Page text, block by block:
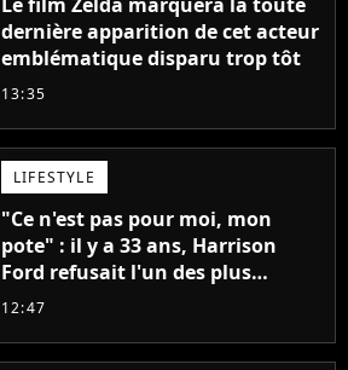
dernière apparition de cet acteur
emblématique disparu trop tôt
13:35
LIFESTYLE
"Ce n'est pas pour moi, mon
pote" : il y a 33 ans, Harrison
Ford refusait l'un des plus
grands succès de tous les temps
12:47